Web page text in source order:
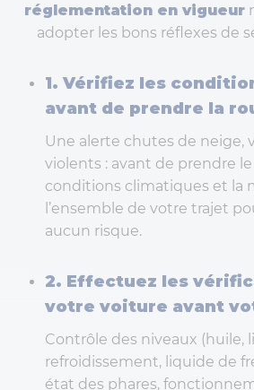
réglementation en vigueur
adopter les bons réflexes de
1. Vérifiez les
avant de prendre la
Une alerte chutes de neige,
violents : avant de prendre
conditions climatiques et la
l’ensemble de votre trajet
aucun risque.
2. Effectuez les
votre voiture avant
Contrôle des niveaux (huile,
refroidissement, liquide de
état des phares,